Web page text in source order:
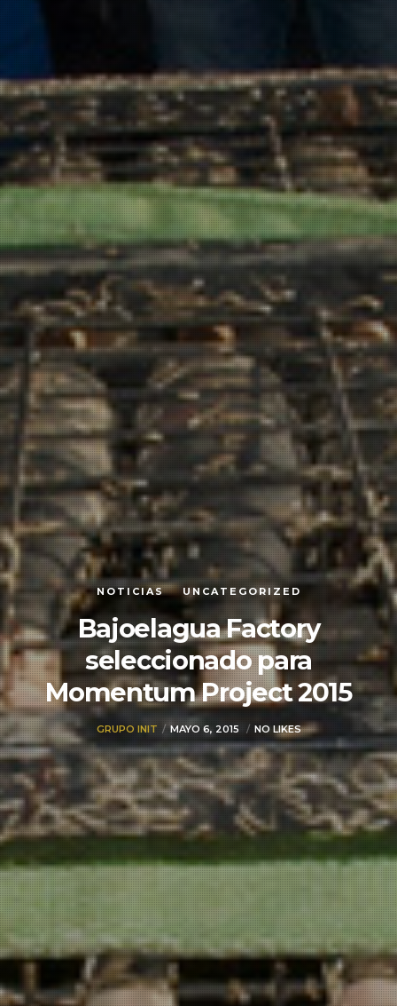
NOTICIAS UNCATEGORIZED
Bajoelagua Factory
seleccionado para
Momentum Project 2015
GRUPO INIT MAYO 6, 2015 NO LIKES